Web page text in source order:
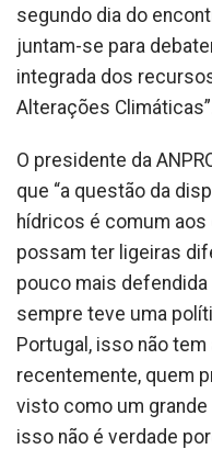
segundo dia do
juntam-se para
integrada dos
Alterações
O presidente da
que “a questão da
hídricos é comum aos
possam ter ligeiras
pouco mais
sempre teve uma
Portugal, isso não
recentemente, quem
visto como um
isso não é verdade